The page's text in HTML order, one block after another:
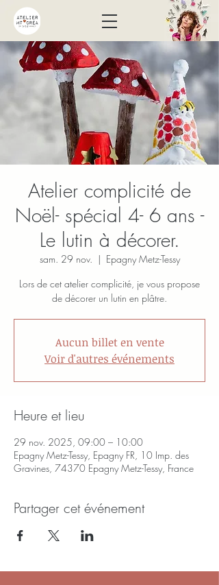
Atelier complicité de
Noël- spécial 4- 6 ans -
Le lutin à décorer.
sam. 29 nov.
  |
Epagny Metz-Tessy
Lors de cet atelier complicité, je vous propose
de décorer un lutin en plâtre.
Aucun billet en vente
Voir d'autres événements
Heure et lieu
29 nov. 2025, 09:00 – 10:00
Epagny Metz-Tessy, Epagny FR, 10 Imp. des
Gravines, 74370 Epagny Metz-Tessy, France
Partager cet événement